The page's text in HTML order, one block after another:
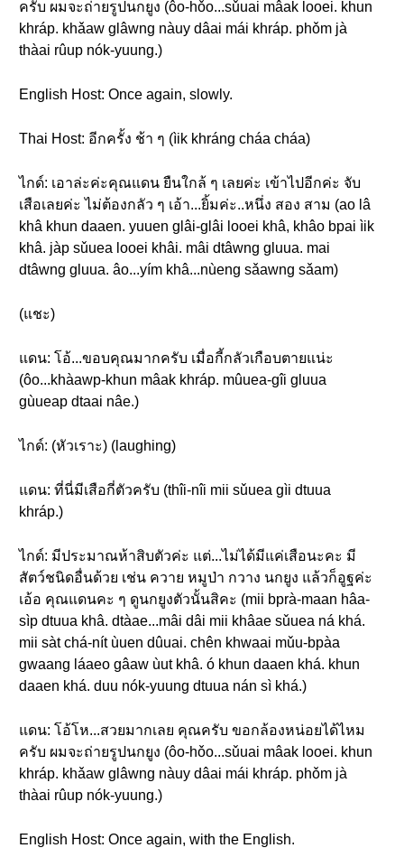
ครับ ผมจะถ่ายรูปนกยูง (ôo-hǒo...sǔuai mâak looei. khun
khráp. khǎaw glâwng nàuy dâai mái khráp. phǒm jà
thàai rûup nók-yuung.)
English Host: Once again, slowly.
Thai Host: อีกครั้ง ช้า ๆ (ìik khráng cháa cháa)
ไกด์: เอาล่ะค่ะคุณแดน ยืนใกล้ ๆ เลยค่ะ เข้าไปอีกค่ะ จับ
เสือเลยค่ะ ไม่ต้องกลัว ๆ เอ้า...ยิ้มค่ะ..หนึ่ง สอง สาม (ao lâ
khâ khun daaen. yuuen glâi-glâi looei khâ, khâo bpai ìik
khâ. jàp sǔuea looei khâi. mâi dtâwng gluua. mai
dtâwng gluua. âo...yím khâ...nùeng sǎawng sǎam)
(แชะ)
แดน: โอ้...ขอบคุณมากครับ เมื่อกี้กลัวเกือบตายแน่ะ
(ôo...khàawp-khun mâak khráp. mûuea-gîi gluua
gùueap dtaai nâe.)
ไกด์: (หัวเราะ) (laughing)
แดน: ที่นี่มีเสือกี่ตัวครับ (thîi-nîi mii sǔuea gìi dtuua
khráp.)
ไกด์: มีประมาณห้าสิบตัวค่ะ แต่...ไม่ได้มีแค่เสือนะคะ มี
สัตว์ชนิดอื่นด้วย เช่น ควาย หมูป่า กวาง นกยูง แล้วก็อูฐค่ะ
เอ้อ คุณแดนคะ ๆ ดูนกยูงตัวนั้นสิคะ (mii bprà-maan hâa-
sìp dtuua khâ. dtàae...mâi dâi mii khâae sǔuea ná khá.
mii sàt chá-nít ùuen dûuai. chên khwaai mǔu-bpàa
gwaang láaeo gâaw ùut khâ. ó khun daaen khá. khun
daaen khá. duu nók-yuung dtuua nán sì khá.)
แดน: โอ้โห...สวยมากเลย คุณครับ ขอกล้องหน่อยได้ไหม
ครับ ผมจะถ่ายรูปนกยูง (ôo-hǒo...sǔuai mâak looei. khun
khráp. khǎaw glâwng nàuy dâai mái khráp. phǒm jà
thàai rûup nók-yuung.)
English Host: Once again, with the English.